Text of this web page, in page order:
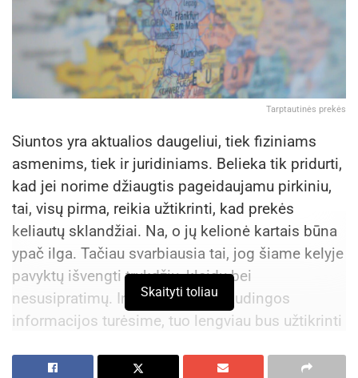
Tarptautinės prekės
Siuntos yra aktualios daugeliui, tiek fiziniams
asmenims, tiek ir juridiniams. Belieka tik pridurti,
kad jei norime džiaugtis pageidaujamu pirkiniu,
tai, visų pirma, reikia užtikrinti, kad prekės
keliautų sklandžiai. Na, o jų kelionė kartais būna
ypač ilga. Tačiau svarbiausia tai, jog šiame kelyje
pavyktų išvengti trukdžių, klaidų bei
nesusipratimų. Ir, kuo daugiau naudingos
informacijos turėsime, tuo lengviau bus užtikrinti
sužinoti apie tai, kaip yra klasifikuojamos
Skaityti toliau